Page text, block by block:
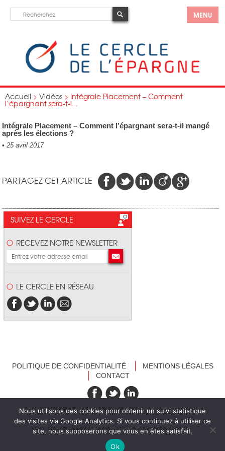
MENU
Accueil > Vidéos > Intégrale Placement – Comment
l’épargnant sera-t-i...
Intégrale Placement – Comment l’épargnant sera-t-il mangé
après les élections ?
• 25 avril 2017
PARTAGEZ CET ARTICLE
SUIVEZ LE CERCLE
RECEVEZ NOTRE NEWSLETTER
LE CERCLE EN RÉSEAU
POLITIQUE DE CONFIDENTIALITÉ
MENTIONS LÉGALES
CONTACT
recevez nos newsletters
Nous utilisons des cookies pour obtenir un suivi statistique
des visites via Google Analytics. Si vous continuez à utiliser ce
site, nous supposerons que vous en êtes satisfait.
Ok